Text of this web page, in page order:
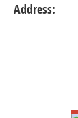
Address: